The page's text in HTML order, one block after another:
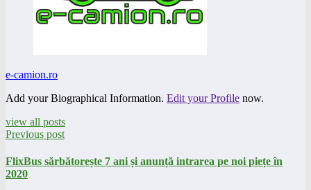
e-camion.ro
Add your Biographical Information. Edit your Profile now.
view all posts
Previous post
FlixBus sărbătorește 7 ani și anunță intrarea pe noi piețe în
2020